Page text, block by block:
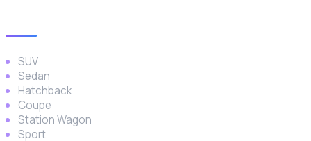
SUV
Sedan
Hatchback
Coupe
Station Wagon
Sport